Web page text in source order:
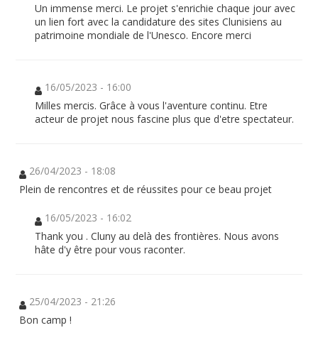
Un immense merci. Le projet s'enrichie chaque jour avec
un lien fort avec la candidature des sites Clunisiens au
patrimoine mondiale de l'Unesco. Encore merci
16/05/2023 - 16:00
Milles mercis. Grâce à vous l'aventure continu. Etre
acteur de projet nous fascine plus que d'etre spectateur.
26/04/2023 - 18:08
Plein de rencontres et de réussites pour ce beau projet
16/05/2023 - 16:02
Thank you . Cluny au delà des frontières. Nous avons
hâte d'y être pour vous raconter.
25/04/2023 - 21:26
Bon camp !